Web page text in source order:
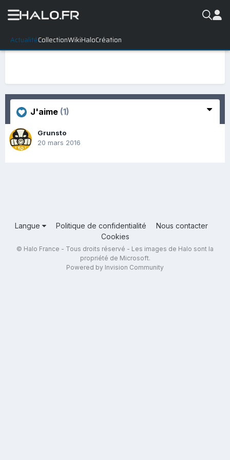
ActualitéCollectionWikiHaloCréation
J'aime (1)
Grunsto
20 mars 2016
Langue Politique de confidentialité
Nous contacter
Cookies
© Halo France - Tous droits réservé - Les images de Halo sont la
propriété de Microsoft.
Powered by Invision Community